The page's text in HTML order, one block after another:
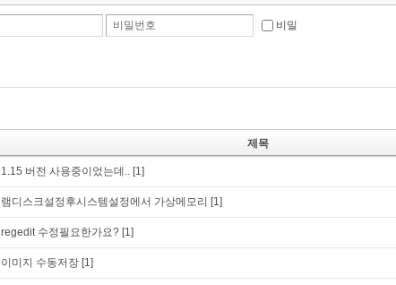
비밀번호 비밀
제목
1.15 버전 사용중이었는데.. [1]
램디스크설정후시스템설정에서 가상메모리 [1]
regedit 수정필요한가요? [1]
이미지 수동저장 [1]